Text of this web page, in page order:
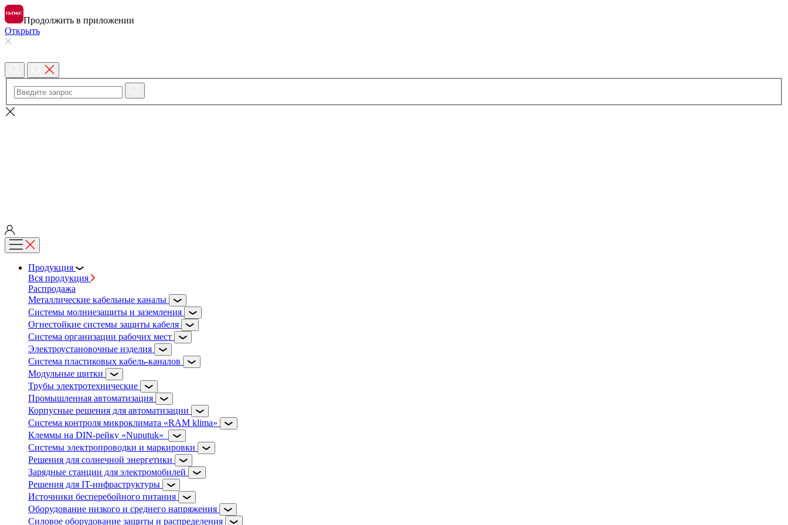
Продолжить в приложении
Открыть
Продукция
Вся продукция
Распродажа
Металлические кабельные каналы
Системы молниезащиты и заземления
Огнестойкие системы защиты кабеля
Система организации рабочих мест
Электроустановочные изделия
Система пластиковых кабель-каналов
Модульные щитки
Трубы электротехнические
Промышленная автоматизация
Корпусные решения для автоматизации
Система контроля микроклимата «RAM klima»
Клеммы на DIN-рейку «Nuputuk»
Системы электропроводки и маркировки
Решения для солнечной энергетики
Зарядные станции для электромобилей
Решения для IT-инфраструктуры
Источники бесперебойного питания
Оборудование низкого и среднего напряжения
Силовое оборудование защиты и распределения